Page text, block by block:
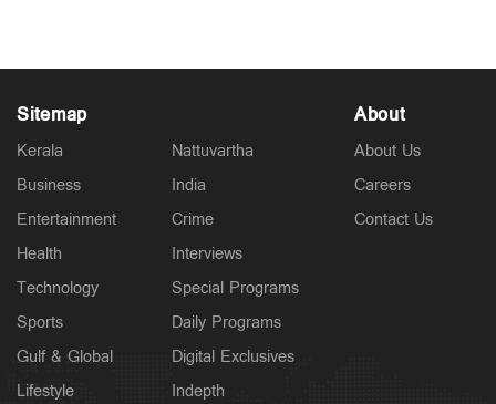
Sitemap
Kerala
Business
Entertainment
Health
Technology
Sports
Gulf & Global
Lifestyle
Nattuvartha
India
Crime
Interviews
Special Programs
Daily Programs
Digital Exclusives
Indepth
About
About Us
Careers
Contact Us